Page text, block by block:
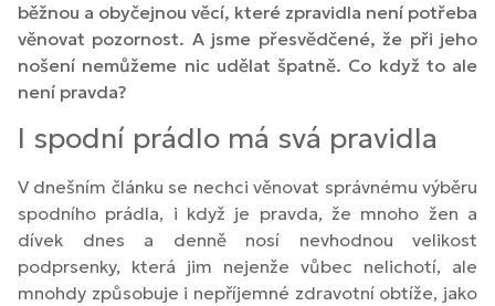
běžnou a obyčejnou věcí, které zpravidla není potřeba
věnovat pozornost. A jsme přesvědčené, že při jeho
nošení nemůžeme nic udělat špatně. Co když to ale
není pravda?
I spodní prádlo má svá pravidla
V dnešním článku se nechci věnovat správnému výběru
spodního prádla, i když je pravda, že mnoho žen a
dívek dnes a denně nosí nevhodnou velikost
podprsenky, která jim nejenže vůbec nelichotí, ale
mnohdy způsobuje i nepříjemné zdravotní obtíže, jako